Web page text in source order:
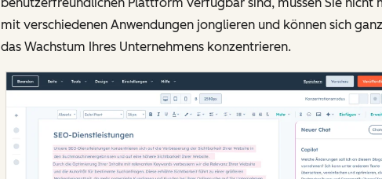
mit verschiedenen Anwendungen jonglieren und können sich
das Wachstum Ihres Unternehmens konzentrieren.